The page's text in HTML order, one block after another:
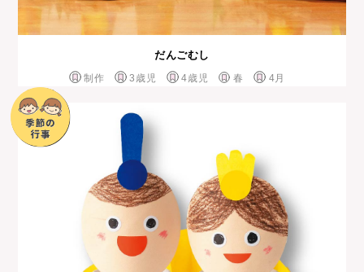
だんごむし
制作 3歳児 4歳児 春 4月